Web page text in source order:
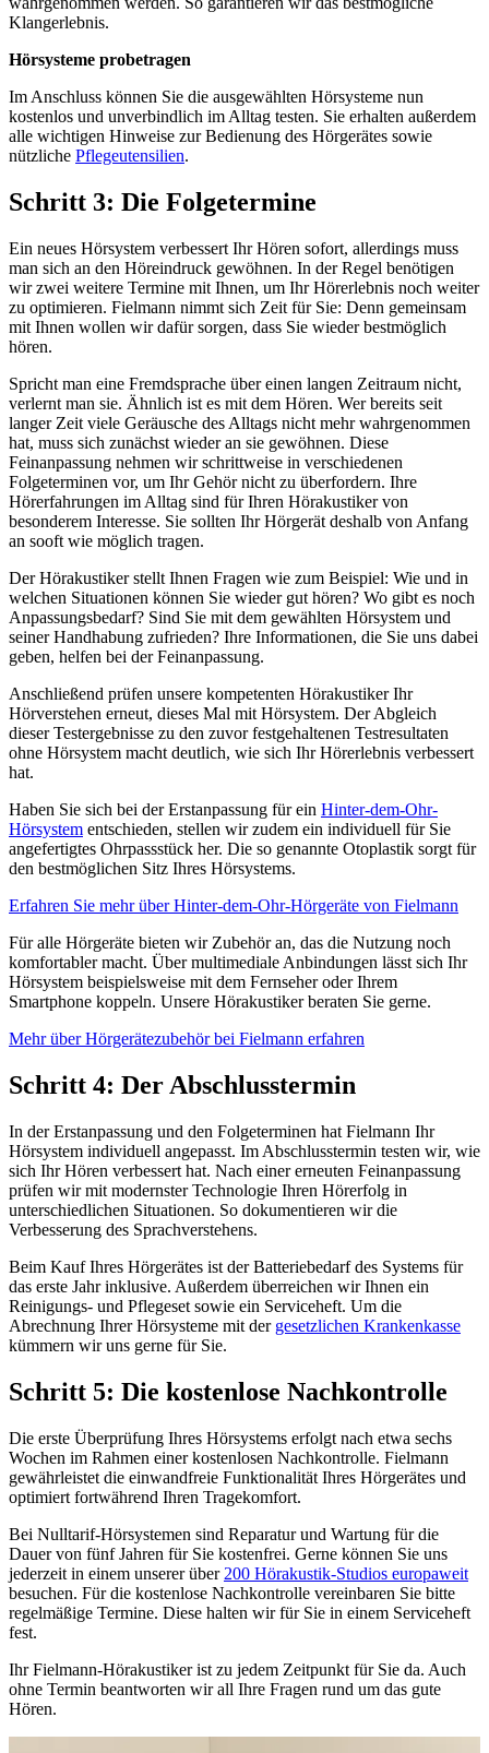
Klangerlebnis.
Hörsysteme probetragen
Im Anschluss können Sie die ausgewählten Hörsysteme nun
kostenlos und unverbindlich im Alltag testen. Sie erhalten außerdem
alle wichtigen Hinweise zur Bedienung des Hörgerätes sowie
nützliche Pflegeutensilien.
Schritt 3: Die Folgetermine
Ein neues Hörsystem verbessert Ihr Hören sofort, allerdings muss
man sich an den Höreindruck gewöhnen. In der Regel benötigen
wir zwei weitere Termine mit Ihnen, um Ihr Hörerlebnis noch weiter
zu optimieren. Fielmann nimmt sich Zeit für Sie: Denn gemeinsam
mit Ihnen wollen wir dafür sorgen, dass Sie wieder bestmöglich
hören.
Spricht man eine Fremdsprache über einen langen Zeitraum nicht,
verlernt man sie. Ähnlich ist es mit dem Hören. Wer bereits seit
langer Zeit viele Geräusche des Alltags nicht mehr wahrgenommen
hat, muss sich zunächst wieder an sie gewöhnen. Diese
Feinanpassung nehmen wir schrittweise in verschiedenen
Folgeterminen vor, um Ihr Gehör nicht zu überfordern. Ihre
Hörerfahrungen im Alltag sind für Ihren Hörakustiker von
besonderem Interesse. Sie sollten Ihr Hörgerät deshalb von Anfang
an sooft wie möglich tragen.
Der Hörakustiker stellt Ihnen Fragen wie zum Beispiel: Wie und in
welchen Situationen können Sie wieder gut hören? Wo gibt es noch
Anpassungsbedarf? Sind Sie mit dem gewählten Hörsystem und
seiner Handhabung zufrieden? Ihre Informationen, die Sie uns dabei
geben, helfen bei der Feinanpassung.
Anschließend prüfen unsere kompetenten Hörakustiker Ihr
Hörverstehen erneut, dieses Mal mit Hörsystem. Der Abgleich
dieser Testergebnisse zu den zuvor festgehaltenen Testresultaten
ohne Hörsystem macht deutlich, wie sich Ihr Hörerlebnis verbessert
hat.
Haben Sie sich bei der Erstanpassung für ein Hinter-dem-Ohr-
Hörsystem entschieden, stellen wir zudem ein individuell für Sie
angefertigtes Ohrpassstück her. Die so genannte Otoplastik sorgt für
den bestmöglichen Sitz Ihres Hörsystems.
Erfahren Sie mehr über Hinter-dem-Ohr-Hörgeräte von Fielmann
Für alle Hörgeräte bieten wir Zubehör an, das die Nutzung noch
komfortabler macht. Über multimediale Anbindungen lässt sich Ihr
Hörsystem beispielsweise mit dem Fernseher oder Ihrem
Smartphone koppeln. Unsere Hörakustiker beraten Sie gerne.
Mehr über Hörgerätezubehör bei Fielmann erfahren
Schritt 4: Der Abschlusstermin
In der Erstanpassung und den Folgeterminen hat Fielmann Ihr
Hörsystem individuell angepasst. Im Abschlusstermin testen wir, wie
sich Ihr Hören verbessert hat. Nach einer erneuten Feinanpassung
prüfen wir mit modernster Technologie Ihren Hörerfolg in
unterschiedlichen Situationen. So dokumentieren wir die
Verbesserung des Sprachverstehens.
Beim Kauf Ihres Hörgerätes ist der Batteriebedarf des Systems für
das erste Jahr inklusive. Außerdem überreichen wir Ihnen ein
Reinigungs- und Pflegeset sowie ein Serviceheft. Um die
Abrechnung Ihrer Hörsysteme mit der gesetzlichen Krankenkasse
kümmern wir uns gerne für Sie.
Schritt 5: Die kostenlose Nachkontrolle
Die erste Überprüfung Ihres Hörsystems erfolgt nach etwa sechs
Wochen im Rahmen einer kostenlosen Nachkontrolle. Fielmann
gewährleistet die einwandfreie Funktionalität Ihres Hörgerätes und
optimiert fortwährend Ihren Tragekomfort.
Bei Nulltarif-Hörsystemen sind Reparatur und Wartung für die
Dauer von fünf Jahren für Sie kostenfrei. Gerne können Sie uns
jederzeit in einem unserer über 200 Hörakustik-Studios europaweit
besuchen. Für die kostenlose Nachkontrolle vereinbaren Sie bitte
regelmäßige Termine. Diese halten wir für Sie in einem Serviceheft
fest.
Ihr Fielmann-Hörakustiker ist zu jedem Zeitpunkt für Sie da. Auch
ohne Termin beantworten wir all Ihre Fragen rund um das gute
Hören.